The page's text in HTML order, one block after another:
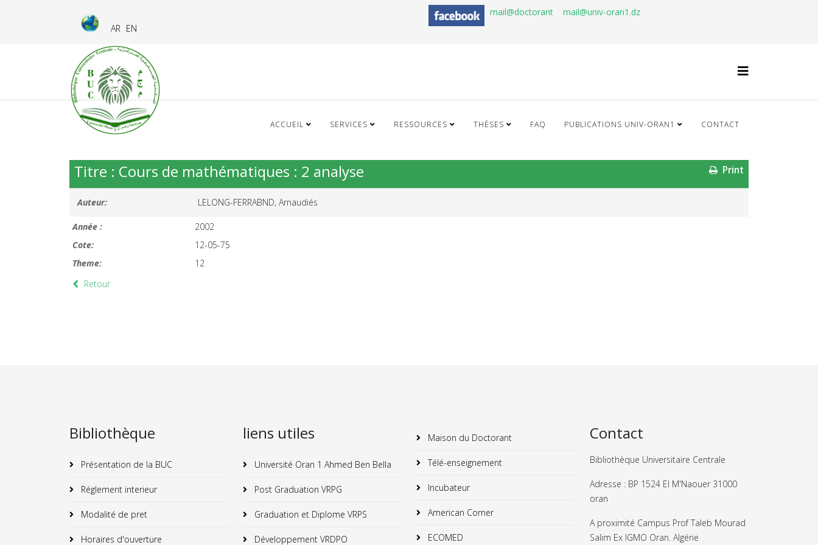
AR EN
mail@doctorant mail@univ-oran1.dz
ACCUEIL SERVICES RESSOURCES THÈSES FAQ PUBLICATIONS UNIV-ORAN1 CONTACT
Print
Titre : Cours de mathématiques : 2 analyse
Auteur: LELONG-FERRABND, Arnaudiés
Année :
2002
Cote:
12-05-75
Theme:
12
Retour
Bibliothèque
Présentation de la BUC
Réglement interieur
Modalité de pret
Horaires d'ouverture
liens utiles
Université Oran 1 Ahmed Ben Bella
Post Graduation VRPG
Graduation et Diplome VRPS
Développement VRDPO
Maison du Doctorant
Télé-enseignement
Incubateur
American Corner
ECOMED
Contact
Bibliothèque Universitaire Centrale
Adresse : BP 1524 El M'Naouer 31000
oran
A proximité Campus Prof Taleb Mourad
Salim Ex IGMO Oran. Algérie